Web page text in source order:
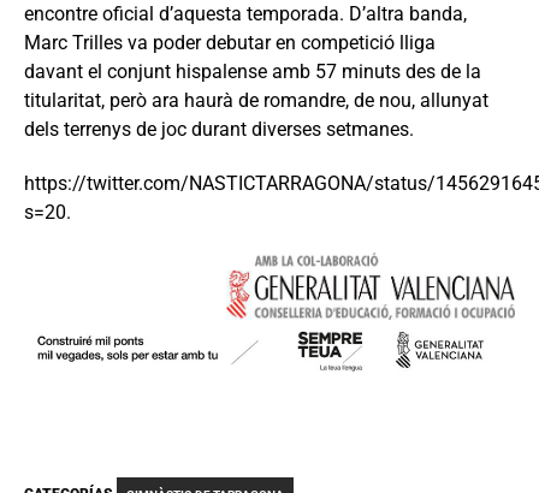
encontre oficial d’aquesta temporada. D’altra banda,
Marc Trilles va poder debutar en competició lliga
davant el conjunt hispalense amb 57 minuts des de la
titularitat, però ara haurà de romandre, de nou, allunyat
dels terrenys de joc durant diverses setmanes.
https://twitter.com/NASTICTARRAGONA/status/
s=20.